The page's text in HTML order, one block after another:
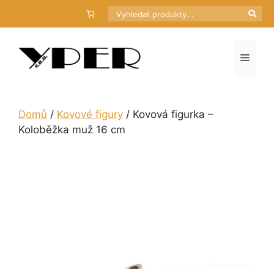
Hledat
Menu
Domů / Kovové figury / Kovová figurka –
Koloběžka muž 16 cm